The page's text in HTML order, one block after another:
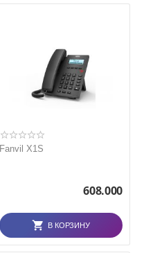
Fanvil X1S
608.000
В КОРЗИНУ